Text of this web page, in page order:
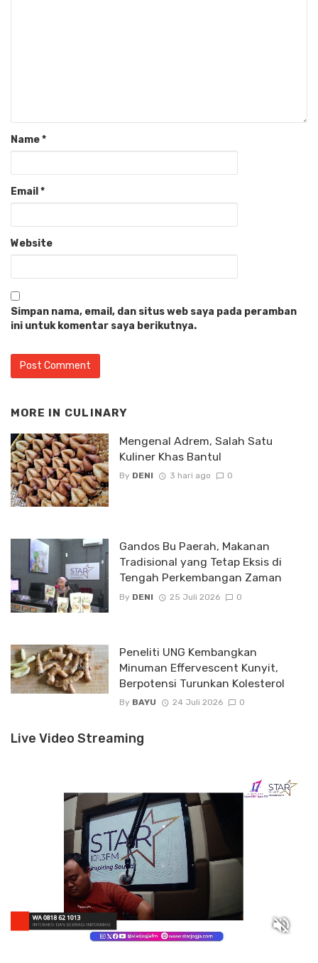
Name*
Email *
Website
Simpan nama, email, dan situs web saya pada peramban
ini untuk komentar saya berikutnya.
MORE IN CULINARY
Mengenal Adrem, Salah Satu
Kuliner Khas Bantul
By DENI 3 hari ago 0
Gandos Bu Paerah, Makanan
Tradisional yang Tetap Eksis di
Tengah Perkembangan Zaman
By DENI 25 Juli 2026 0
Peneliti UNG Kembangkan
Minuman Effervescent Kunyit,
Berpotensi Turunkan Kolesterol
By BAYU 24 Juli 2026 0
Live Video Streaming